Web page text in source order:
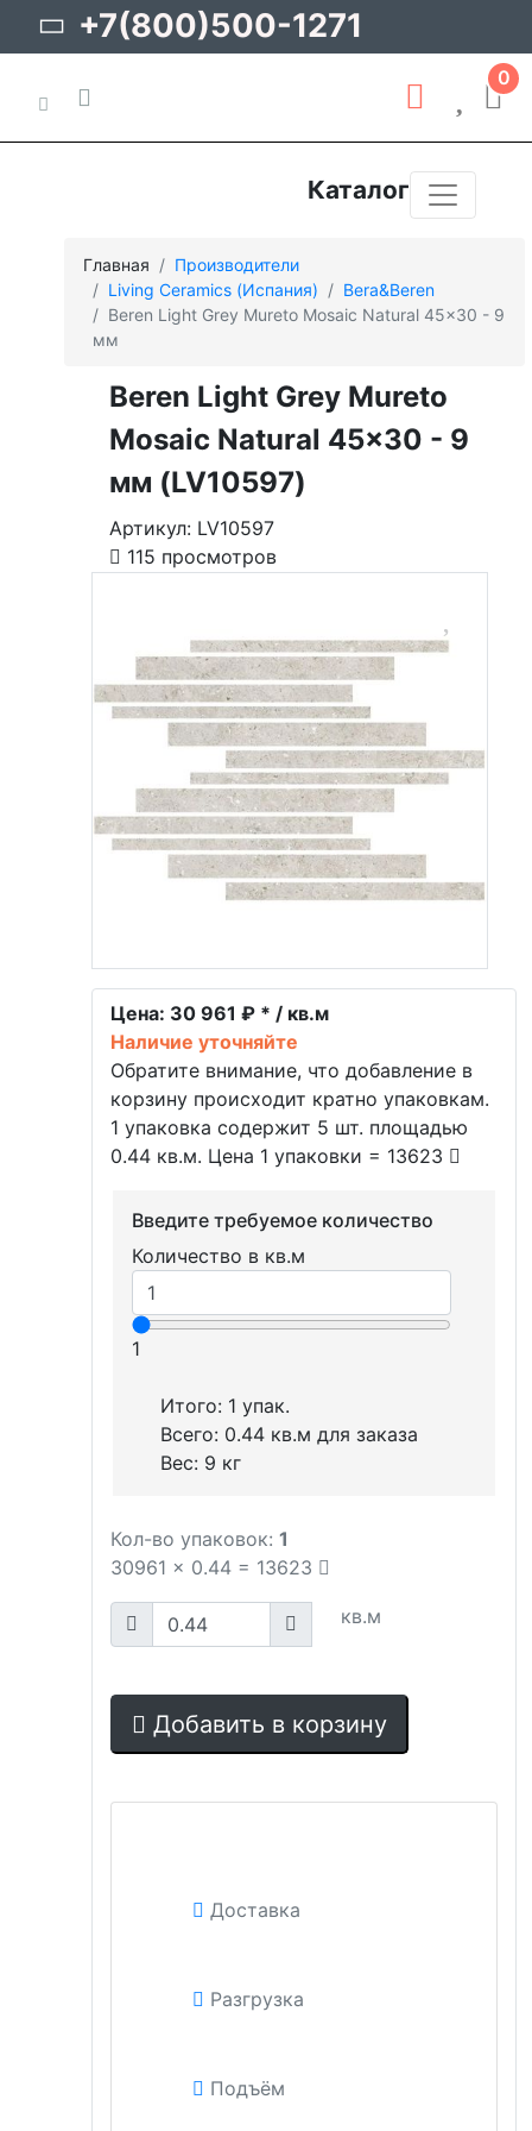
+7(800)500-1271
0
Каталог
Главная
Производители
Living Ceramics (Испания)
Bera&Beren
Beren Light Grey Mureto Mosaic Natural 45x30 - 9
мм
Beren Light Grey Mureto
Mosaic Natural 45x30 - 9
мм (LV10597)
Артикул: LV10597
115 просмотров
Цена: 30 961 ₽ * / кв.м
Наличие уточняйте
Обратите внимание, что добавление в
корзину происходит кратно упаковкам.
1 упаковка содержит 5 шт. площадью
0.44 кв.м. Цена 1 упаковки = 13623
Введите требуемое количество
Количество в кв.м
1
Итого: 1 упак.
Всего: 0.44 кв.м для заказа
Вес: 9 кг
Кол-во упаковок: 1
30961 x 0.44 = 13623
кв.м
Добавить в корзину
Доставка
Разгрузка
Подъём